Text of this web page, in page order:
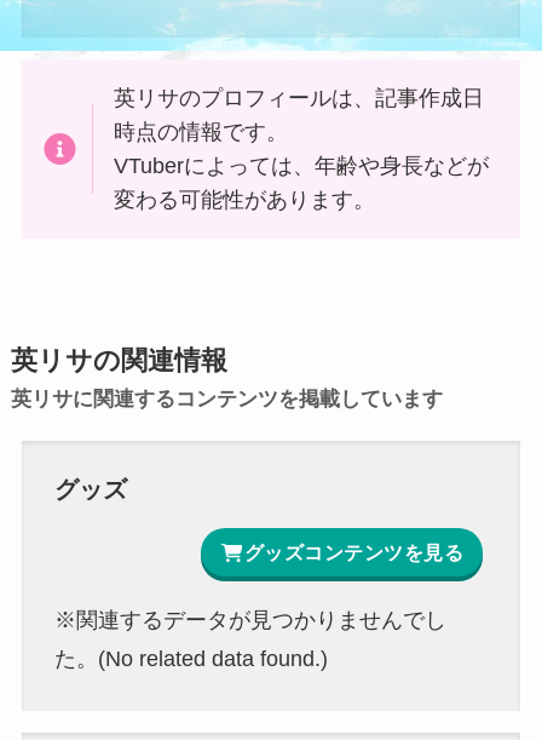
英リサのプロフィールは、記事作成日
時点の情報です。
VTuberによっては、年齢や身長などが
変わる可能性があります。
英リサの関連情報
英リサに関連するコンテンツを掲載しています
グッズ
グッズコンテンツを見る
※関連するデータが見つかりませんでし
た。(No related data found.)